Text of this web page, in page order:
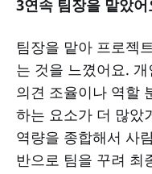
3연속 팀장을 맡았어
팀장을 맡아 프로젝
는 것을 느꼈어요.
의견 조율이나 역할
하는 요소가 더 많았
역량을 종합해서 사
반으로 팀을 꾸려 최